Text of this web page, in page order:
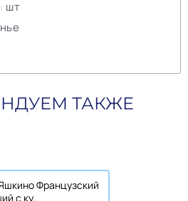
шт
ТАКЖЕ
Французский
с ку..